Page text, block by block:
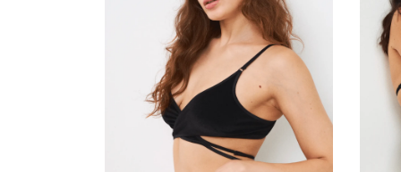
Las
opciones
se
pueden
elegir
en
la